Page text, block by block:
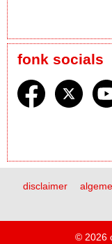
fonk socials
disclaimer
© 2026